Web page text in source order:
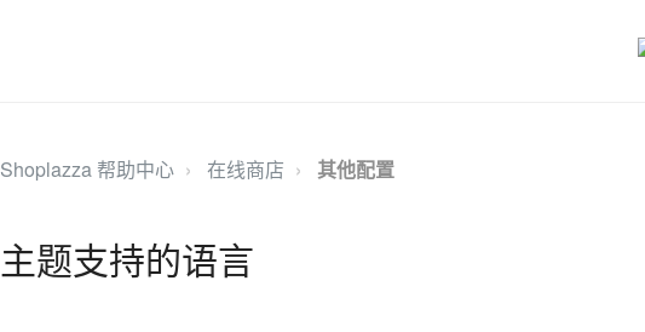
Shoplazza 帮助中心 在线商店 其他配置
主题支持的语言